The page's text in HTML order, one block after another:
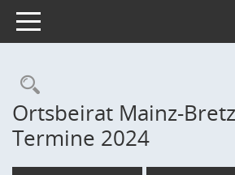
Toggle navigation
Rechercheauswahl
Ortsbeirat Mainz-
Termine 2024